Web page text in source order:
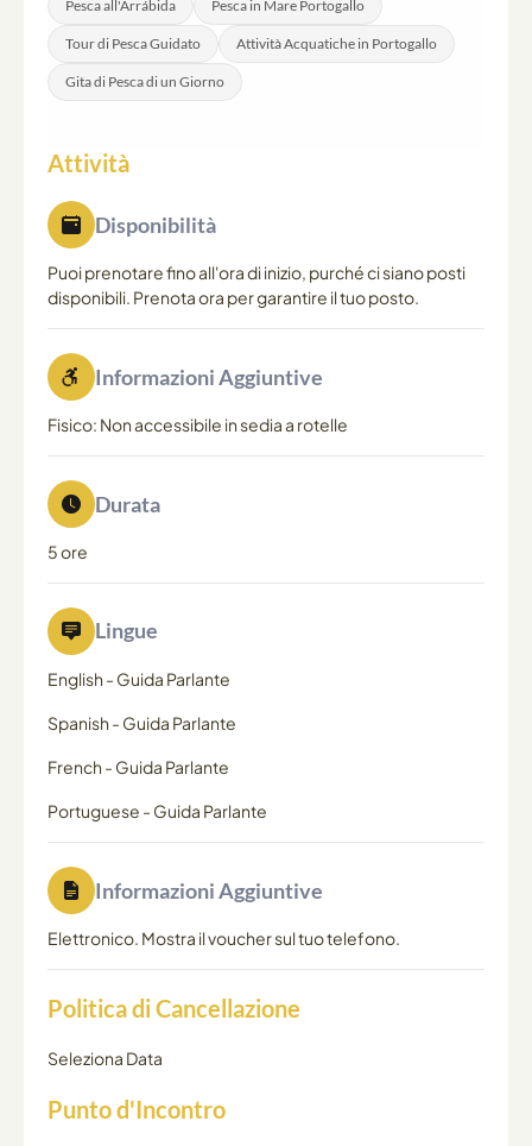
Pesca all'Arrábida Pesca in Mare Portogallo
Tour di Pesca Guidato Attività Acquatiche in Portogallo
Gita di Pesca di un Giorno
Attività
Disponibilità
Puoi prenotare fino all'ora di inizio, purché ci siano posti
disponibili. Prenota ora per garantire il tuo posto.
Informazioni Aggiuntive
Fisico: Non accessibile in sedia a rotelle
Durata
5 ore
Lingue
English - Guida Parlante
Spanish - Guida Parlante
French - Guida Parlante
Portuguese - Guida Parlante
Informazioni Aggiuntive
Elettronico. Mostra il voucher sul tuo telefono.
Politica di Cancellazione
Seleziona Data
Punto d'Incontro